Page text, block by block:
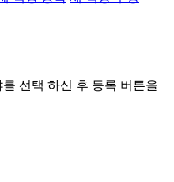
선택 하신 후 등록 버튼을